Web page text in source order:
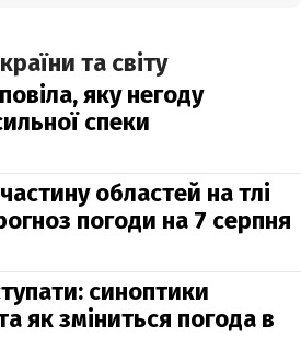
та світу
яку негоду
спеки
областей на тлі
погоди на 7 серпня
синоптики
як зміниться погода в